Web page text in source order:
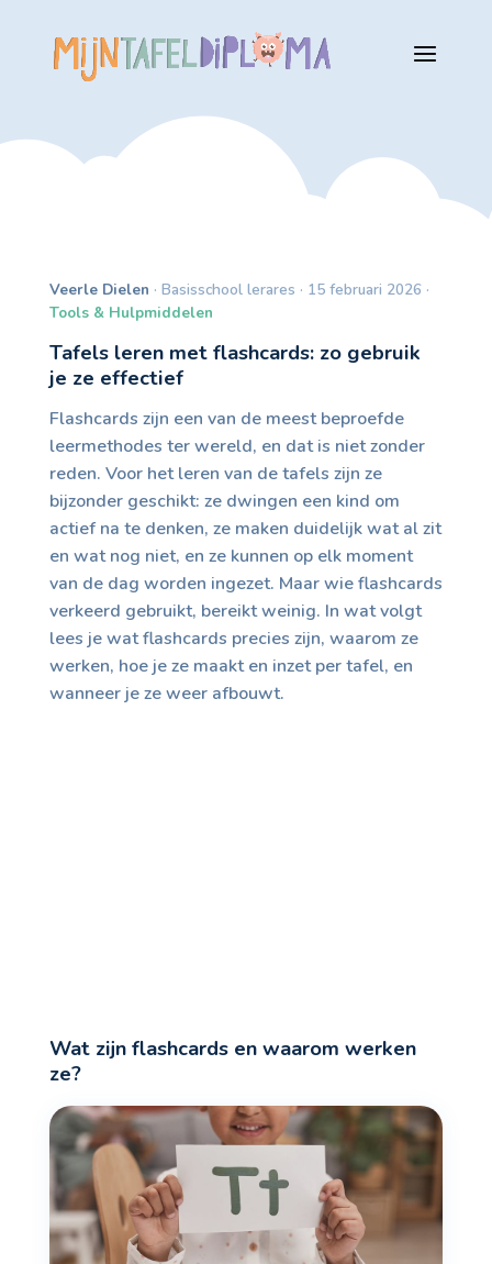
Veerle Dielen · Basisschool lerares · 15 februari 2026 ·
Tools & Hulpmiddelen
Tafels leren met flashcards: zo gebruik
je ze effectief
Flashcards zijn een van de meest beproefde
leermethodes ter wereld, en dat is niet zonder
reden. Voor het leren van de tafels zijn ze
bijzonder geschikt: ze dwingen een kind om
actief na te denken, ze maken duidelijk wat al zit
en wat nog niet, en ze kunnen op elk moment
van de dag worden ingezet. Maar wie flashcards
verkeerd gebruikt, bereikt weinig. In wat volgt
lees je wat flashcards precies zijn, waarom ze
werken, hoe je ze maakt en inzet per tafel, en
wanneer je ze weer afbouwt.
Wat zijn flashcards en waarom werken
ze?